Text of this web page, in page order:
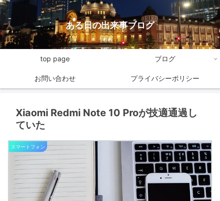
ある日の出来事ブログ
top page ブログ
お問い合わせ プライバシーポリシー
Xiaomi Redmi Note 10 Proが技適通過し
ていた
スマートフォン